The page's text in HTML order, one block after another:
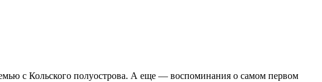
с Кольского полуострова. А еще — воспоминания о самом первом